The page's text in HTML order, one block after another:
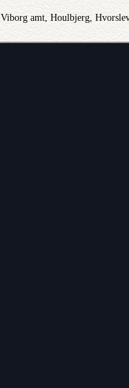
Viborg amt, Houlbjerg,